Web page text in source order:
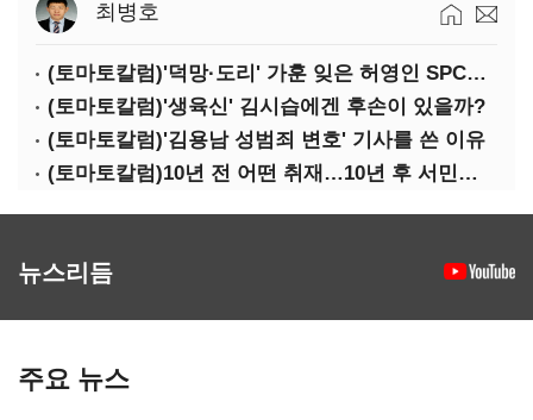
최병호
(토마토칼럼)'덕망·도리' 가훈 잊은 허영인 SPC그룹 회장
(토마토칼럼)'생육신' 김시습에겐 후손이 있을까?
(토마토칼럼)'김용남 성범죄 변호' 기사를 쓴 이유
(토마토칼럼)10년 전 어떤 취재…10년 후 서민석·박상용
뉴스리듬
주요 뉴스